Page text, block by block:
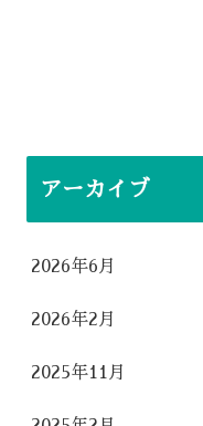
アーカイブ
2026年6月
2026年2月
2025年11月